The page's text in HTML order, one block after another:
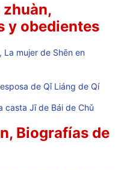
zhuàn,
y obedientes
La mujer de Shēn en
de Qǐ Liáng de Qí
casta Jī de Bái de Chǔ
Biografías de